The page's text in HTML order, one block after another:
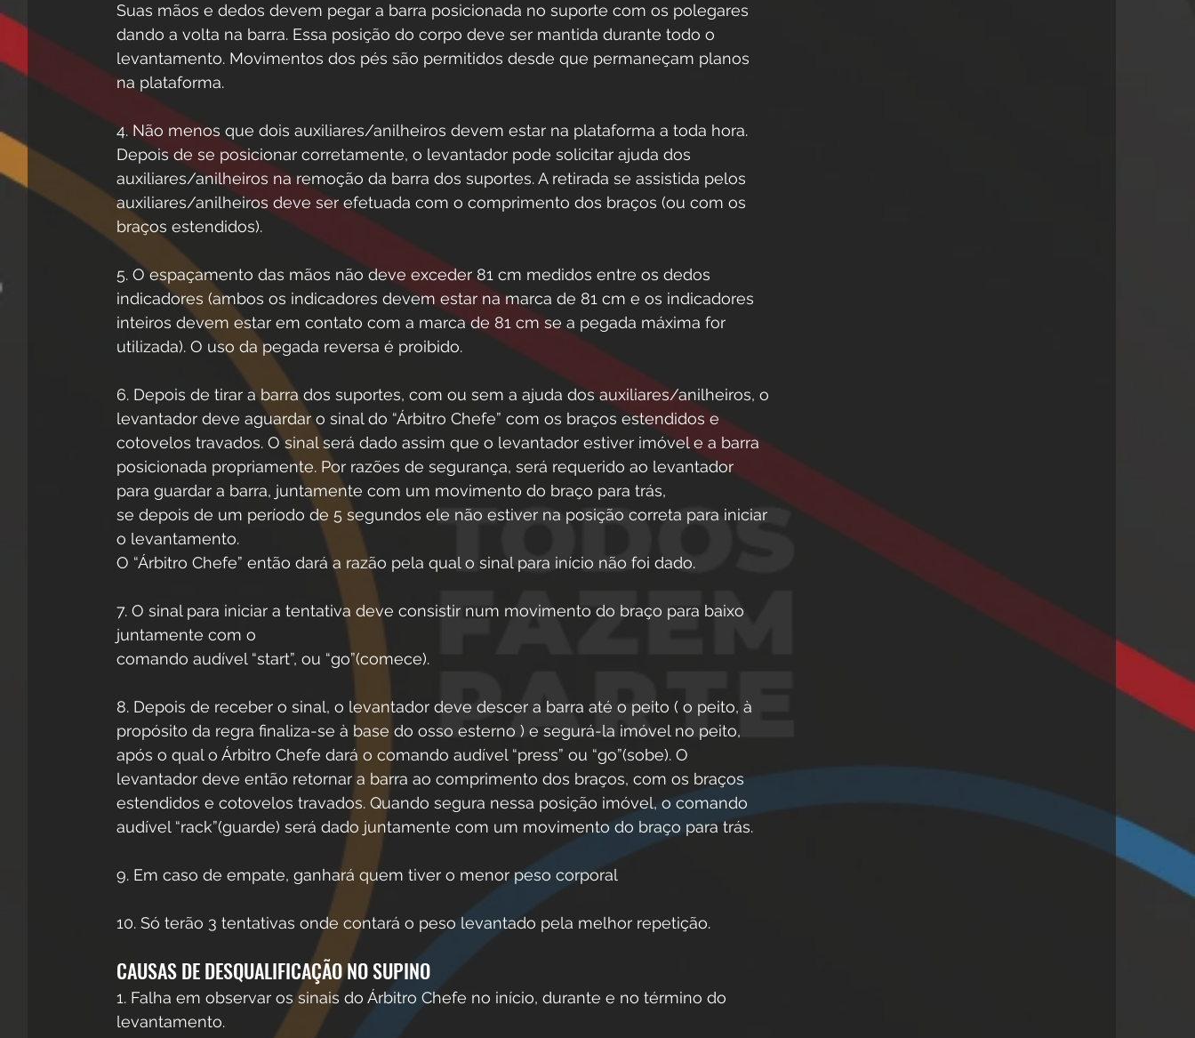
Suas mãos e dedos devem pegar a barra posicionada no suporte com os polegares
dando a volta na barra. Essa posição do corpo deve ser mantida durante todo o
levantamento. Movimentos dos pés são permitidos desde que permaneçam planos
na plataforma.
4. Não menos que dois auxiliares/anilheiros devem estar na plataforma a toda hora.
Depois de se posicionar corretamente, o levantador pode solicitar ajuda dos
auxiliares/anilheiros na remoção da barra dos suportes. A retirada se assistida pelos
auxiliares/anilheiros deve ser efetuada com o comprimento dos braços (ou com os
braços estendidos).
5. O espaçamento das mãos não deve exceder 81 cm medidos entre os dedos
indicadores (ambos os indicadores devem estar na marca de 81 cm e os indicadores
inteiros devem estar em contato com a marca de 81 cm se a pegada máxima for
utilizada). O uso da pegada reversa é proibido.
6. Depois de tirar a barra dos suportes, com ou sem a ajuda dos auxiliares/anilheiros, o
levantador deve aguardar o sinal do “Árbitro Chefe” com os braços estendidos e
cotovelos travados. O sinal será dado assim que o levantador estiver imóvel e a barra
posicionada propriamente. Por razões de segurança, será requerido ao levantador
para guardar a barra, juntamente com um movimento do braço para trás,
se depois de um período de 5 segundos ele não estiver na posição correta para iniciar
o levantamento.
O “Árbitro Chefe” então dará a razão pela qual o sinal para início não foi dado.
7. O sinal para iniciar a tentativa deve consistir num movimento do braço para baixo
juntamente com o
comando audível “start”, ou “go”(comece).
8. Depois de receber o sinal, o levantador deve descer a barra até o peito ( o peito, à
propósito da regra finaliza-se à base do osso esterno ) e segurá-la imóvel no peito,
após o qual o Árbitro Chefe dará o comando audível “press” ou “go”(sobe). O
levantador deve então retornar a barra ao comprimento dos braços, com os braços
estendidos e cotovelos travados. Quando segura nessa posição imóvel, o comando
audível “rack”(guarde) será dado juntamente com um movimento do braço para trás.
9. Em caso de empate, ganhará quem tiver o menor peso corporal
10. Só terão 3 tentativas onde contará o peso levantado pela melhor repetição.
CAUSAS DE DESQUALIFICAÇÃO NO SUPINO
1. Falha em observar os sinais do Árbitro Chefe no início, durante e no término do
levantamento.